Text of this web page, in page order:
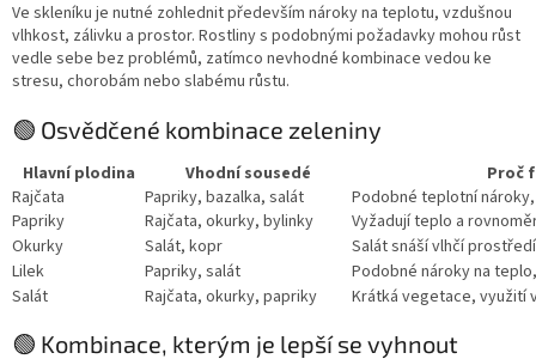
Ve skleníku je nutné zohlednit především nároky na teplotu, vzdušnou
vlhkost, zálivku a prostor. Rostliny s podobnými požadavky mohou růst
vedle sebe bez problémů, zatímco nevhodné kombinace vedou ke
stresu, chorobám nebo slabému růstu.
🟢 Osvědčené kombinace zeleniny
Hlavní plodina Vhodní sousedé
Proč
Rajčata
Papriky, bazalka, salát
Podobné teplotní
Papriky
Rajčata, okurky, bylinky
Vyžadují teplo a
Okurky
Salát, kopr
Salát snáší vlhčí
Lilek
Papriky, salát
Podobné nároky na
Salát
Rajčata, okurky, papriky Krátká vegetace, využití
🟢 Kombinace, kterým je lepší se vyhnout